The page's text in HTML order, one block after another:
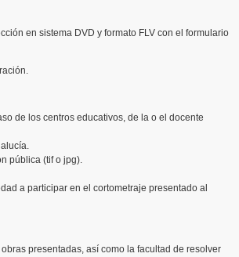
en sistema DVD y formato FLV con el formulario
de los centros educativos, de la o el docente
pública (tif o jpg).
a participar en el cortometraje presentado al
presentadas, así como la facultad de resolver